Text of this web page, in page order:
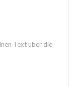
Text über die